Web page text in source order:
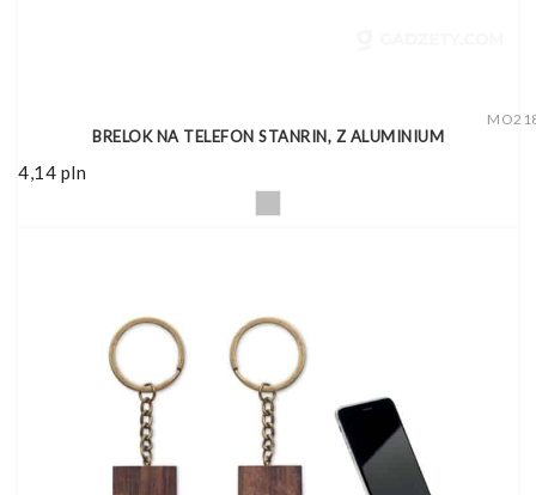
BRELOK NA TELEFON STANRIN, Z ALUMINIUM
4,14 pln